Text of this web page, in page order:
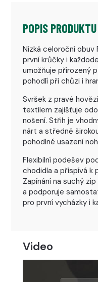
POPIS PRODUKTU
Nízká celoroční obuv
první krůčky i
umožňuje přirozený
pohodlí při chůzi i
Svršek z pravé
textilem zajišťuje
nošení. Střih je
nárt a středně
pohodlné usazení
Flexibilní podešev
chodidla a přispívá k
Zapínání na suchý
a podporuje
pro první vycházky i
Video